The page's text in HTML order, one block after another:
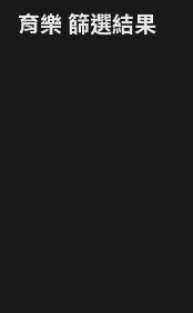
育樂篩選結果